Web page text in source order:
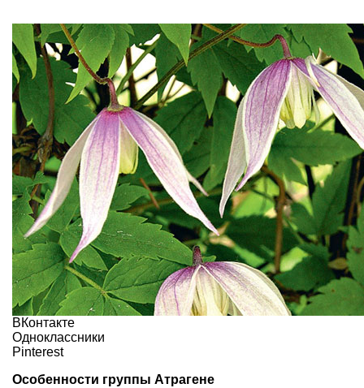
ВКонтакте
Одноклассники
Pinterest
Особенности группы Атрагене